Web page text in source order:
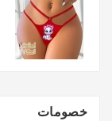
خصومات